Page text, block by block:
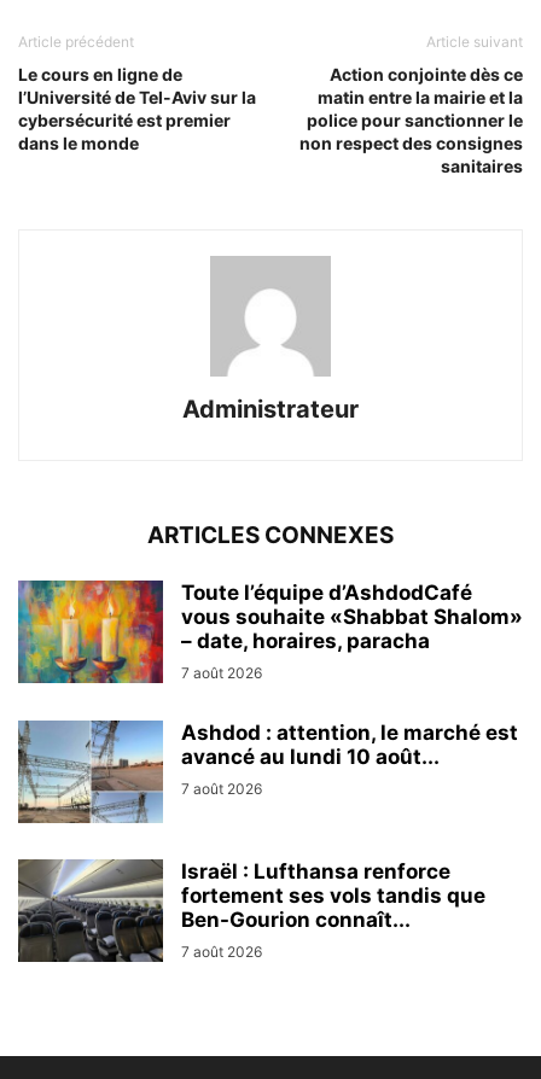
Article précédent
Le cours en ligne de
l’Université de Tel-Aviv sur la
cybersécurité est premier
dans le monde
Article suivant
Action conjointe dès ce
matin entre la mairie et la
police pour sanctionner le
non respect des consignes
sanitaires
Administrateur
ARTICLES CONNEXES
Toute l’équipe d’AshdodCafé
vous souhaite «Shabbat Shalom»
– date, horaires, paracha
7 août 2026
Ashdod : attention, le marché est
avancé au lundi 10 août...
7 août 2026
Israël : Lufthansa renforce
fortement ses vols tandis que
Ben-Gourion connaît...
7 août 2026